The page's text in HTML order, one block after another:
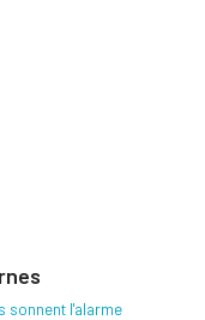
sonnent l'alarme